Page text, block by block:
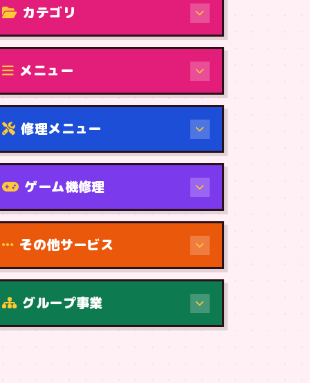
カテゴリ
修理（機種から）
メニュー
修理メニュー
機種から
ゲーム機修理
その他サービス
グループ事業